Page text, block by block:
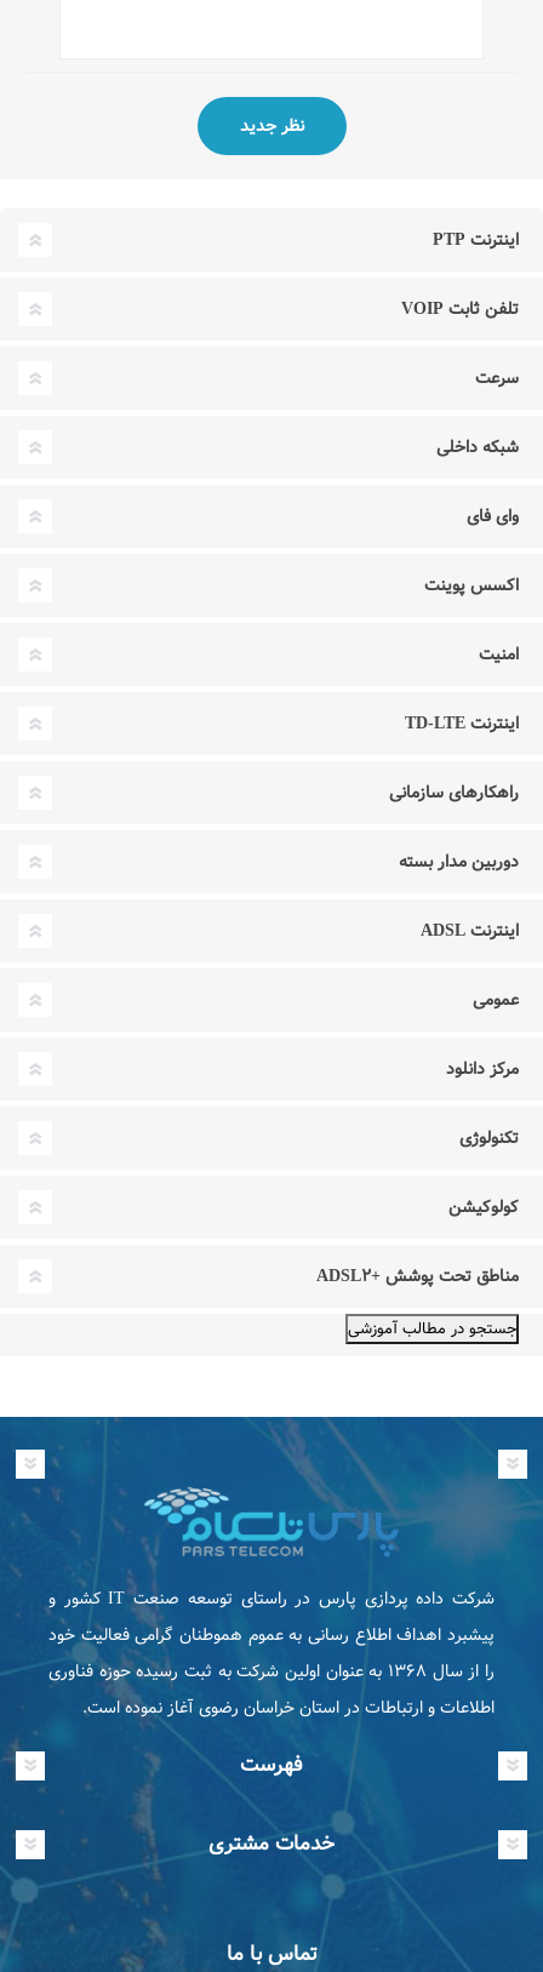
اینترنت PTP
تلفن ثابت VOIP
سرعت
شبکه داخلی
وای فای
اکسس پوینت
امنیت
اینترنت TD-LTE
راهکارهای سازمانی
دوربین مدار بسته
اینترنت ADSL
عمومی
مرکز دانلود
تکنولوژی
کولوکیشن
مناطق تحت پوشش +ADSL۲
شرکت داده پردازی پارس در راستای توسعه صنعت IT كشور و
پیشبرد اهداف اطلاع رسانی به عموم هموطنان گرامی فعاليت خود
را از سال ۱۳۶۸ به عنوان اولین شرکت به ثبت رسیده حوزه فناوری
اطلاعات و ارتباطات در استان خراسان رضوی آغاز نموده است.
فهرست
خدمات مشتری
تماس با ما